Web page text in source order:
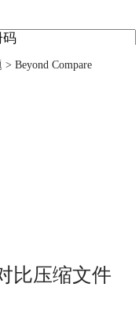
> Beyond Compare
比压缩文件